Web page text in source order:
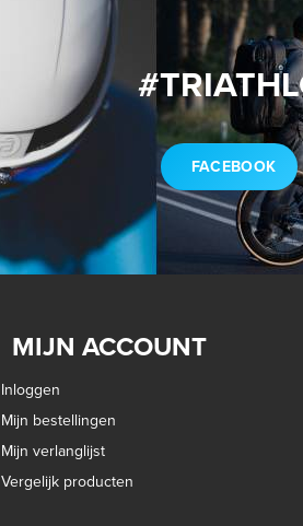
FACEBOOK
MIJN ACCOUNT
Inloggen
Mijn bestellingen
Mijn verlanglijst
Vergelijk producten